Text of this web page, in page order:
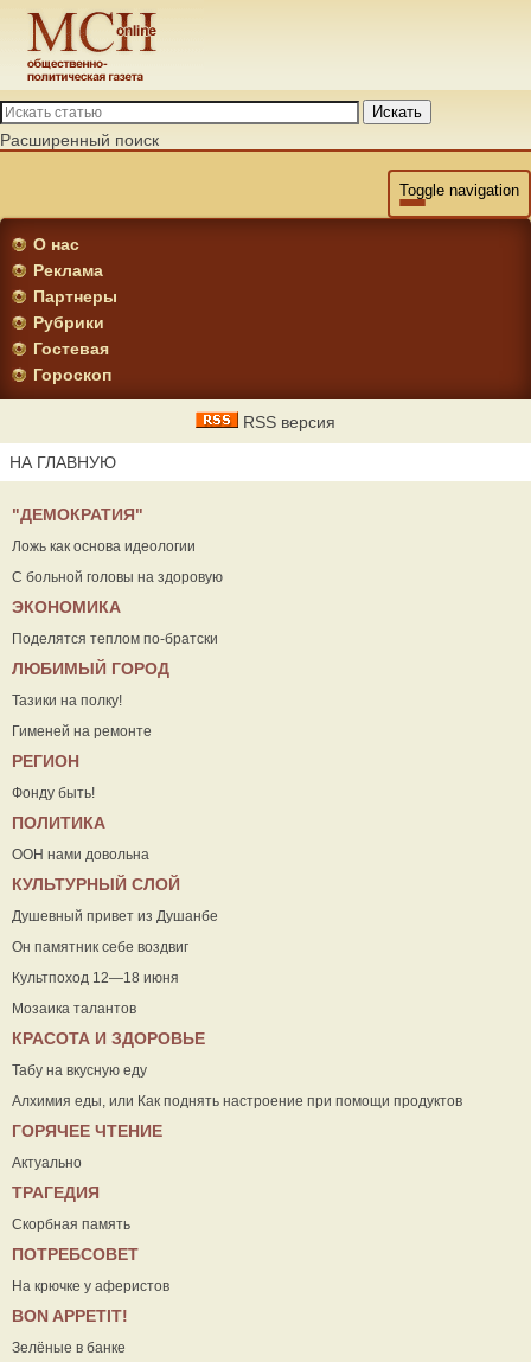
Искать
Расширенный поиск
Toggle navigation
О нас
Реклама
Партнеры
Рубрики
Гостевая
Гороскоп
RSS версия
НА ГЛАВНУЮ
"ДЕМОКРАТИЯ"
Ложь как основа идеологии
С больной головы на здоровую
ЭКОНОМИКА
Поделятся теплом по-братски
ЛЮБИМЫЙ ГОРОД
Тазики на полку!
Гименей на ремонте
РЕГИОН
Фонду быть!
ПОЛИТИКА
ООН нами довольна
КУЛЬТУРНЫЙ СЛОЙ
Душевный привет из Душанбе
Он памятник себе воздвиг
Культпоход 12—18 июня
Мозаика талантов
КРАСОТА И ЗДОРОВЬЕ
Табу на вкусную еду
Алхимия еды, или Как поднять настроение при помощи продуктов
ГОРЯЧЕЕ ЧТЕНИЕ
Актуально
ТРАГЕДИЯ
Скорбная память
ПОТРЕБСОВЕТ
На крючке у аферистов
ВON APPETIT!
Зелёные в банке